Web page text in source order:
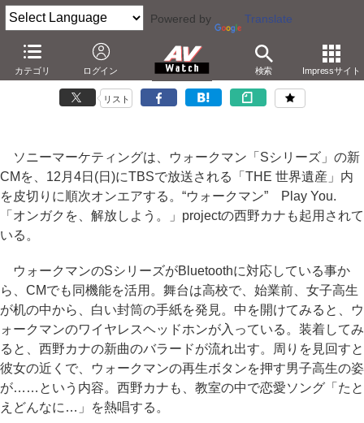
Powered by Translate
カテゴリ ログイン 検索 Impressサイト
ソニー、Bluetoothで無線告白するウォークマン新CM
－西野カナ起用。ウォークマンSの特徴をアピール
リスト
ソニーマーケティングは、ウォークマン「Sシリーズ」の新
CMを、12月4日(日)にTBSで放送される「THE 世界遺産」内
を皮切りに順次オンエアする。“ウォークマン” Play You.
「オンガクを、解放しよう。」projectの西野カナも起用されて
いる。
ウォークマンのSシリーズがBluetoothに対応している事か
ら、CMでも同機能を活用。舞台は高校で、始業前、女子高生
が机の中から、白い封筒の手紙を発見。中を開けてみると、ウ
ォークマンのワイヤレスヘッドホンが入っている。装着してみ
ると、西野カナの新曲のバラードが流れ出す。周りを見回すと
彼女の近くで、ウォークマンの再生ボタンを押す男子高生の姿
が……という内容。西野カナも、教室の中で恋愛ソング「たと
えどんなに…」を熱唱する。